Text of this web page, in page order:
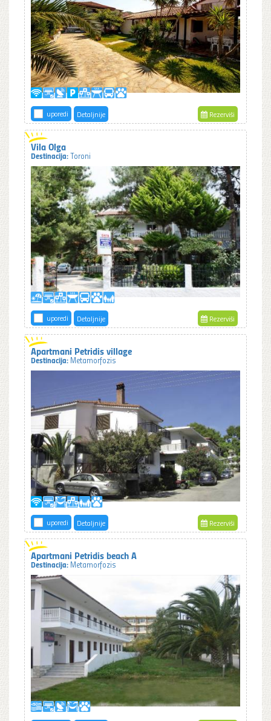
uporedi Detaljnije Rezerviši
Vila Olga
Destinacija:Toroni
uporedi Detaljnije Rezerviši
Apartmani Petridis village
Destinacija: Metamorfozis
uporedi Detaljnije Rezerviši
Apartmani Petridis beach A
Destinacija: Metamorfozis